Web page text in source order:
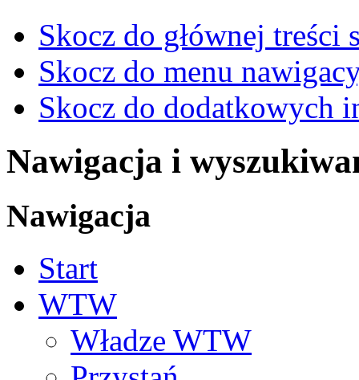
Skocz do głównej treści
Skocz do menu
Skocz do dodatkowych
Nawigacja i
Nawigacja
Start
WTW
Władze WTW